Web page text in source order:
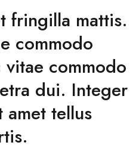
fringilla mattis.
commodo
commodo
dui. Integer
tellus